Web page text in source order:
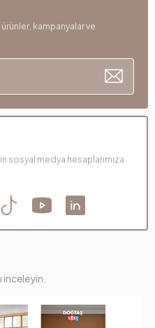
inceleyin.
kampanyalar ve
sosyal medya hesaplarımıza